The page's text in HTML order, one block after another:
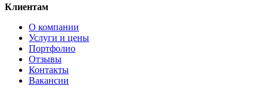
Клиентам
О компании
Услуги и цены
Портфолио
Отзывы
Контакты
Вакансии